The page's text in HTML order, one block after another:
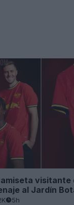
visitante
al Jardín
5h